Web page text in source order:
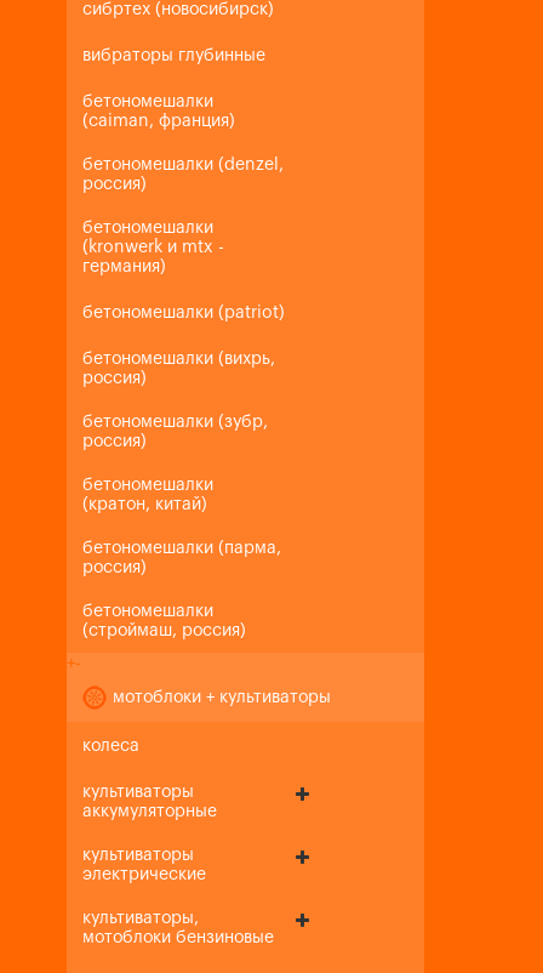
сибртех (новосибирск)
вибраторы глубинные
бетономешалки
(caiman, франция)
бетономешалки (denzel,
россия)
бетономешалки
(kronwerk и mtx -
германия)
бетономешалки (patriot)
бетономешалки (вихрь,
россия)
бетономешалки (зубр,
россия)
бетономешалки
(кратон, китай)
бетономешалки (парма,
россия)
бетономешалки
(строймаш, россия)
+-
мотоблоки + культиваторы
колеса
культиваторы
аккумуляторные
культиваторы
электрические
культиваторы,
мотоблоки бензиновые